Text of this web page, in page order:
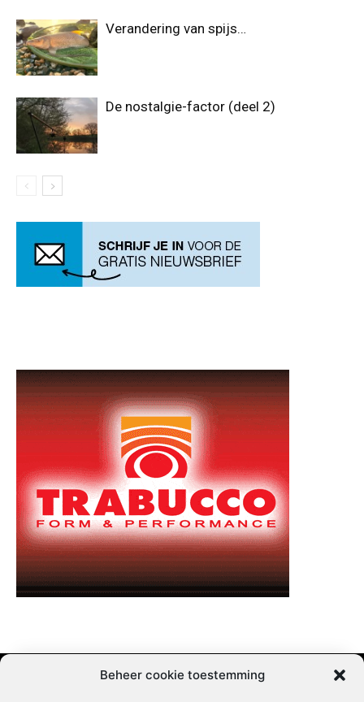
Beheer cookie toestemming
Verandering van spijs…
De nostalgie-factor (deel 2)